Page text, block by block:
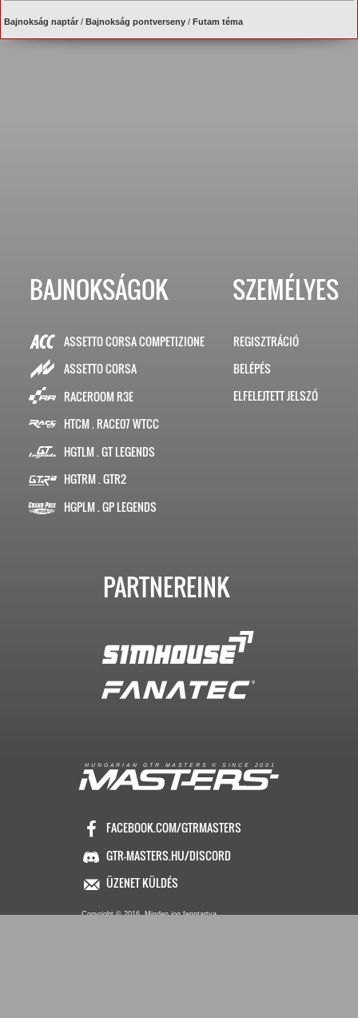
Bajnokság naptár /Bajnokság pontverseny /Futam téma
BAJNOKSÁGOK
ASSETTO CORSA COMPETIZIONE
ASSETTO CORSA
RACEROOM R3E
HTCM . RACE07 WTCC
HGTLM . GT LEGENDS
HGTRM . GTR2
HGPLM . GP LEGENDS
SZEMÉLYES
REGISZTRÁCIÓ
BELÉPÉS
ELFELEJTETT JELSZÓ
PARTNEREINK
H U N G A R I A N G T R M A S T E R S © S I N C E 2 0 0 1
FACEBOOK.COM/GTRMASTERS
GTR-MASTERS.HU/DISCORD
ÜZENET KÜLDÉS
Copyright © 2016. Minden jog fenntartva